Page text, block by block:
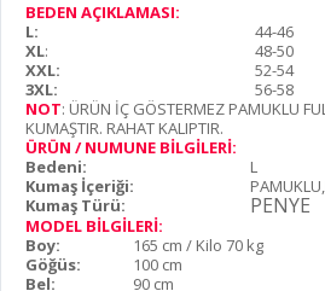
BEDEN AÇIKLAMASI:
L:
44-46
XL:
48-50
XXL:
52-54
3XL:
56-58
NOT: ÜRÜN İÇ GÖSTERMEZ PAMUKLU
KUMAŞTIR. RAHAT KALIPTIR.
ÜRÜN / NUMUNE BİLGİLERİ:
Bedeni:
L
Kumaş İçeriği:
Kumaş Türü:
PENYE
MODEL BİLGİLERİ:
Boy:
165 cm / Kilo 70 kg
Göğüs:
100 cm
Bel:
90 cm